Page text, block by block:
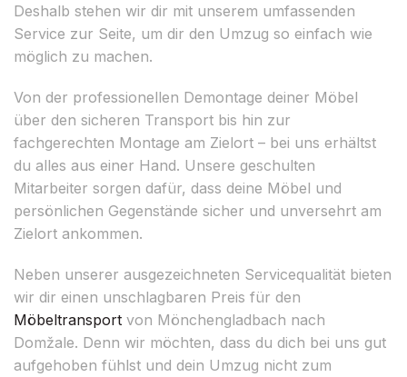
Deshalb stehen wir dir mit unserem umfassenden
Service zur Seite, um dir den Umzug so einfach wie
möglich zu machen.
Von der professionellen Demontage deiner Möbel
über den sicheren Transport bis hin zur
fachgerechten Montage am Zielort – bei uns erhältst
du alles aus einer Hand. Unsere geschulten
Mitarbeiter sorgen dafür, dass deine Möbel und
persönlichen Gegenstände sicher und unversehrt am
Zielort ankommen.
Neben unserer ausgezeichneten Servicequalität bieten
wir dir einen unschlagbaren Preis für den
Möbeltransport von Mönchengladbach nach
Domžale. Denn wir möchten, dass du dich bei uns gut
aufgehoben fühlst und dein Umzug nicht zum